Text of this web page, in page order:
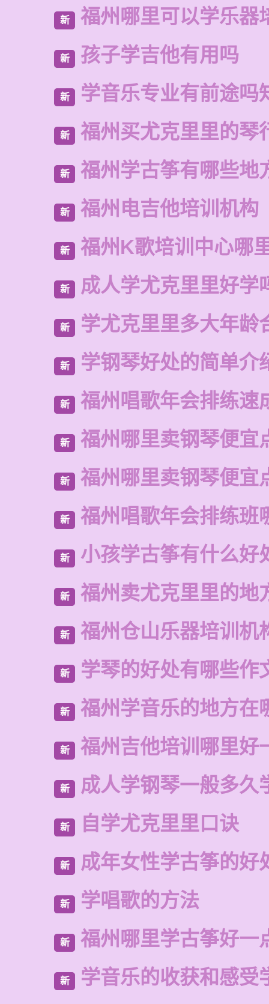
新 福州哪里可以学乐器
新 孩子学吉他有用吗
新 学音乐专业有前途吗
新 福州买尤克里里的琴
新 福州学古筝有哪些地
新 福州电吉他培训机构
新 福州K歌培训中心哪
新 成人学尤克里里好学
新 学尤克里里多大年龄
新 学钢琴好处的简单介
新 福州唱歌年会排练速
新 福州哪里卖钢琴便宜
新 福州哪里卖钢琴便宜
新 福州唱歌年会排练班
新 小孩学古筝有什么好
新 福州卖尤克里里的地
新 福州仓山乐器培训机
新 学琴的好处有哪些作
新 福州学音乐的地方在
新 福州吉他培训哪里好
新 成人学钢琴一般多久
新 自学尤克里里口诀
新 成年女性学古筝的好
新 学唱歌的方法
新 福州哪里学古筝好一
新 学音乐的收获和感受